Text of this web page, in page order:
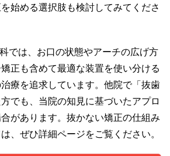
始める選択肢も検討してみてくださ
では、お口の状態やアーチの広げ方
正も含めて最適な装置を使い分ける
療を追求しています。他院で「抜歯
でも、当院の知見に基づいたアプロ
があります。抜かない矯正の仕組み
、ぜひ詳細ページをご覧ください。